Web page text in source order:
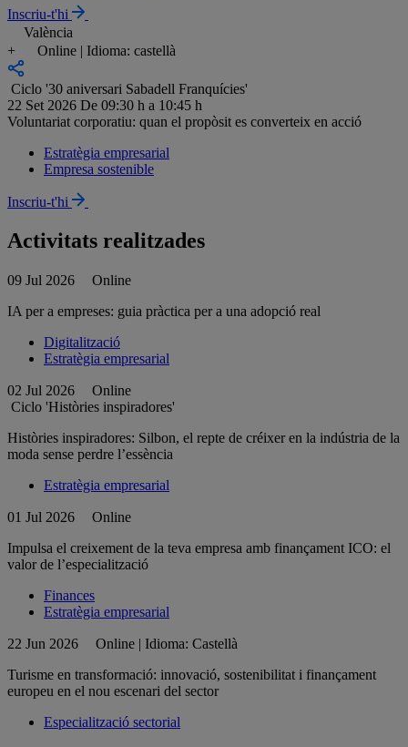
Inscriu-t'hi
València
+
Online | Idioma: castellà
Ciclo '30 aniversari Sabadell Franquícies'
22 Set 2026 De 09:30 h a 10:45 h
Voluntariat corporatiu: quan el propòsit es converteix en acció
Estratègia empresarial
Empresa sostenible
Inscriu-t'hi
Activitats realitzades
09 Jul 2026
Online
IA per a empreses: guia pràctica per a una adopció real
Digitalització
Estratègia empresarial
02 Jul 2026
Online
Ciclo 'Històries inspiradores'
Històries inspiradores: Silbon, el repte de créixer en la indústria de la
moda sense perdre l’essència
Estratègia empresarial
01 Jul 2026
Online
Impulsa el creixement de la teva empresa amb finançament ICO: el
valor de l’especialització
Finances
Estratègia empresarial
22 Jun 2026
Online | Idioma: Castellà
Turisme en transformació: innovació, sostenibilitat i finançament
europeu en el nou escenari del sector
Especialització sectorial